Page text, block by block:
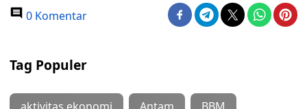
0 Komentar
Tag Populer